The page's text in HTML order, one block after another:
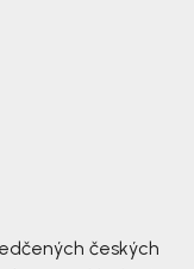
českých